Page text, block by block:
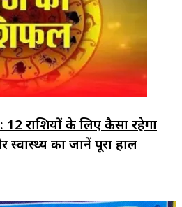
राशियों के लिए कैसा रहेगा
स्वास्थ्य का जानें पूरा हाल